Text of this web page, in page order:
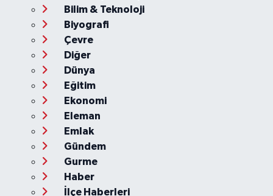
Bilim & Teknoloji
Biyografi
Çevre
Diğer
Dünya
Eğitim
Ekonomi
Eleman
Emlak
Gündem
Gurme
Haber
İlçe Haberleri